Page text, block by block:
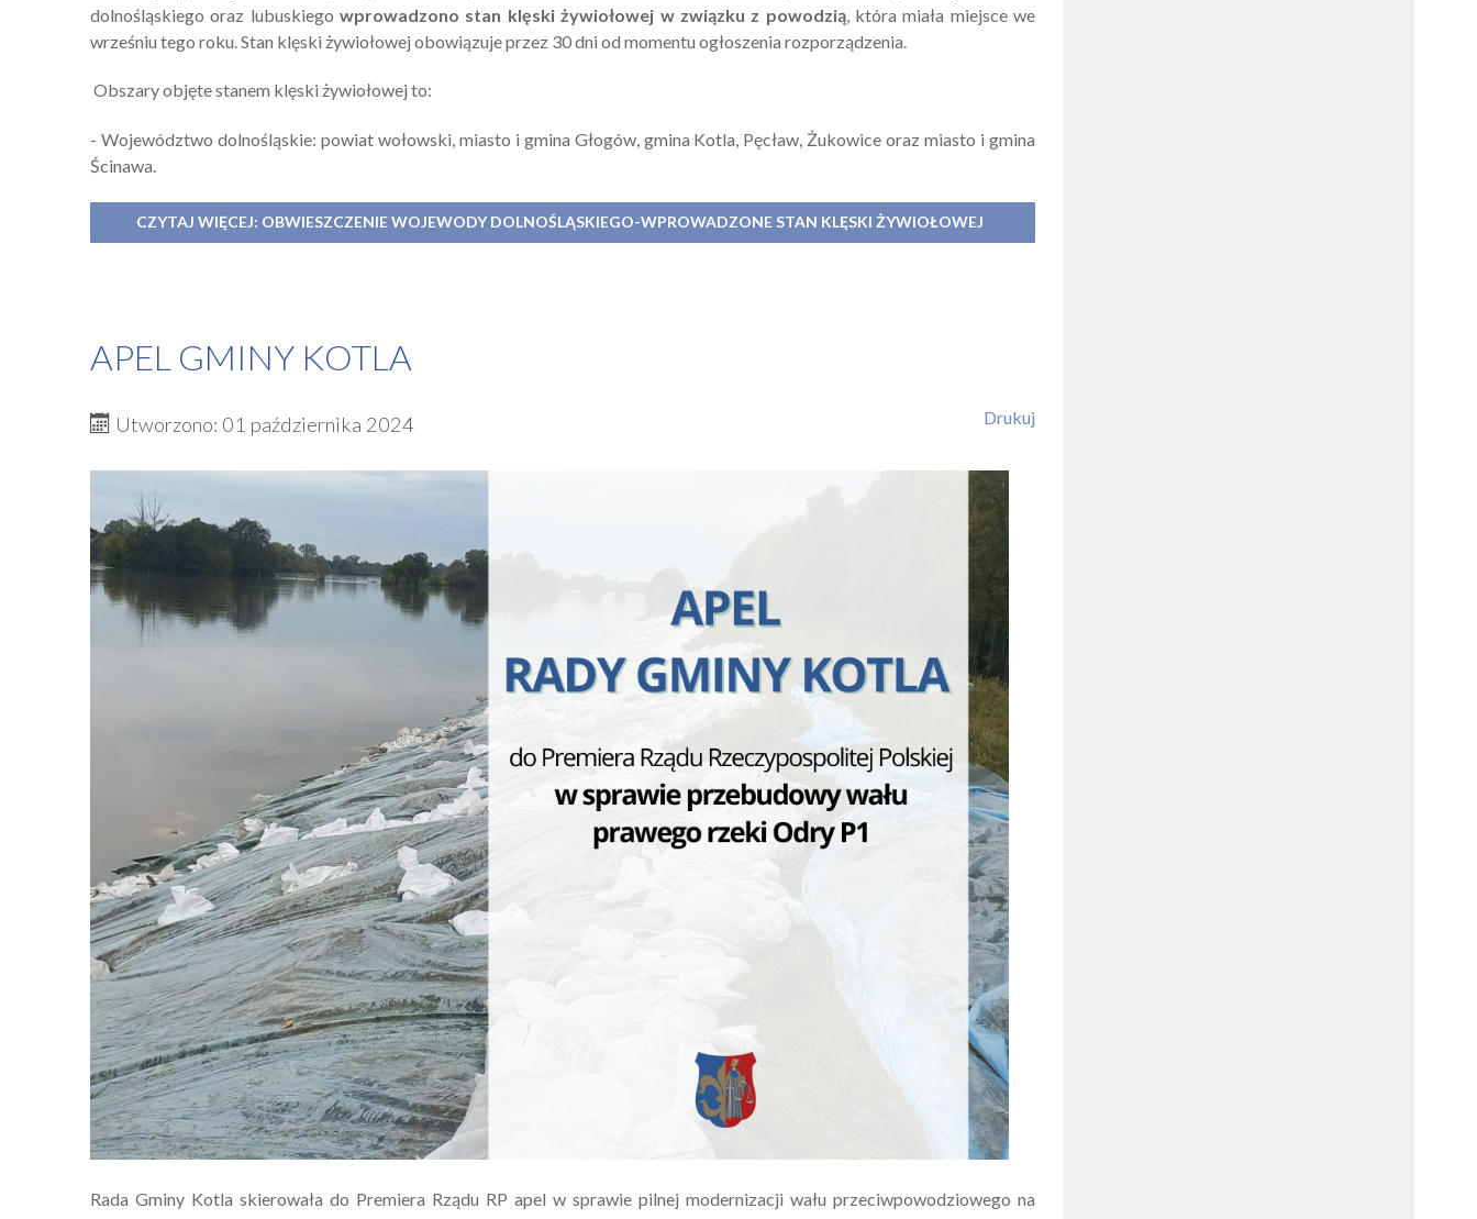
dolnośląskiego oraz lubuskiegowprowadzono stan klęski żywiołowej w związku z powodzią, która miała miejsce we
wrześniu tego roku. Stan klęski żywiołowej obowiązuje przez 30 dni od momentu ogłoszenia rozporządzenia.
Obszary objęte stanem klęski żywiołowej to:
- Województwo dolnośląskie: powiat wołowski, miasto i gmina Głogów, gmina Kotla, Pęcław, Żukowice oraz miasto i gmina
Ścinawa.
CZYTAJ WIĘCEJ: OBWIESZCZENIE WOJEWODY DOLNOŚLĄSKIEGO-WPROWADZONE STAN KLĘSKI ŻYWIOŁOWEJ
APEL GMINY KOTLA
Drukuj
Utworzono: 01 października 2024
Rada Gminy Kotla skierowała do Premiera Rządu RP apel w sprawie pilnej modernizacji wału przeciwpowodziowego na